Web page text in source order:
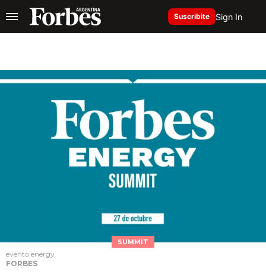
Suscribite Sign In
SUMMIT
evento energy
FORBES